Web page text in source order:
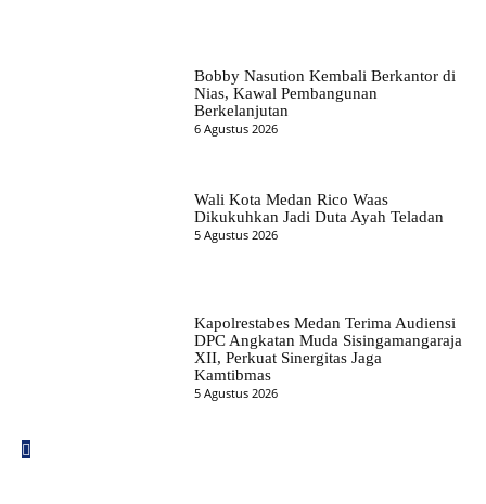
Bobby Nasution Kembali Berkantor di
Nias, Kawal Pembangunan
Berkelanjutan
6 Agustus 2026
Wali Kota Medan Rico Waas
Dikukuhkan Jadi Duta Ayah Teladan
5 Agustus 2026
Kapolrestabes Medan Terima Audiensi
DPC Angkatan Muda Sisingamangaraja
XII, Perkuat Sinergitas Jaga
Kamtibmas
5 Agustus 2026